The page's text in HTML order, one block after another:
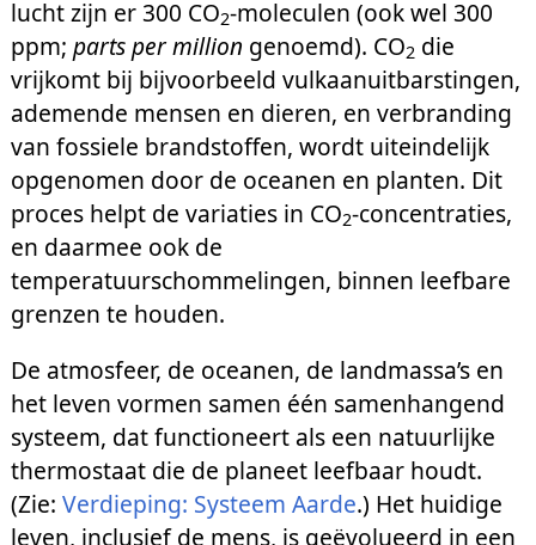
lucht zijn er 300 CO2-moleculen (ook wel 300
ppm; parts per million genoemd). CO2 die
vrijkomt bij bijvoorbeeld vulkaanuitbarstingen,
ademende mensen en dieren, en verbranding
van fossiele brandstoffen, wordt uiteindelijk
opgenomen door de oceanen en planten. Dit
proces helpt de variaties in CO2-concentraties,
en daarmee ook de
temperatuurschommelingen, binnen leefbare
grenzen te houden.
De atmosfeer, de oceanen, de landmassa’s en
het leven vormen samen één samenhangend
systeem, dat functioneert als een natuurlijke
thermostaat die de planeet leefbaar houdt.
(Zie: Verdieping: Systeem Aarde.) Het huidige
leven, inclusief de mens, is geëvolueerd in een